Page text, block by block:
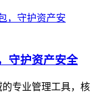
守护资产安全
专业管理工具，核